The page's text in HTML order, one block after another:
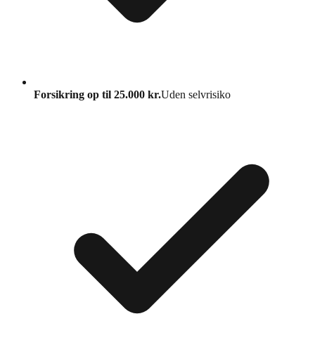
Forsikring op til 25.000 kr.Uden selvrisiko